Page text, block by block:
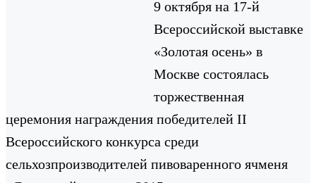
9 октября на 17-й
Всероссийской выставке
«Золотая осень» в
Москве состоялась
торжественная
церемония награждения победителей II
Всероссийского конкурса среди
сельхозпроизводителей пивоваренного ячменя